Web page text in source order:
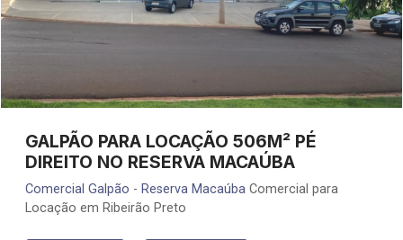
GALPÃO PARA LOCAÇÃO 506M² PÉ
DIREITO NO RESERVA MACAÚBA
Comercial Galpão - Reserva Macaúba Comercial para
Locação em Ribeirão Preto